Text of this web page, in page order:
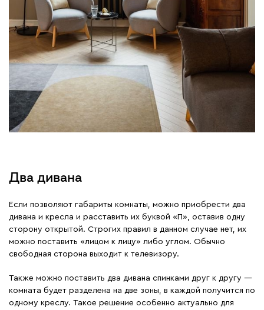
Два дивана
Если позволяют габариты комнаты, можно приобрести два
дивана и кресла и расставить их буквой «П», оставив одну
сторону открытой. Строгих правил в данном случае нет, их
можно поставить «лицом к лицу» либо углом. Обычно
свободная сторона выходит к телевизору.
Также можно поставить два дивана спинками друг к другу —
комната будет разделена на две зоны, в каждой получится по
одному креслу. Такое решение особенно актуально для